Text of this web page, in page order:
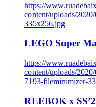
https://
content/uploads/
335x256.jpg
LEGO Super
https://
content/uploads/
7193-fileminimizer-
REEBOK x